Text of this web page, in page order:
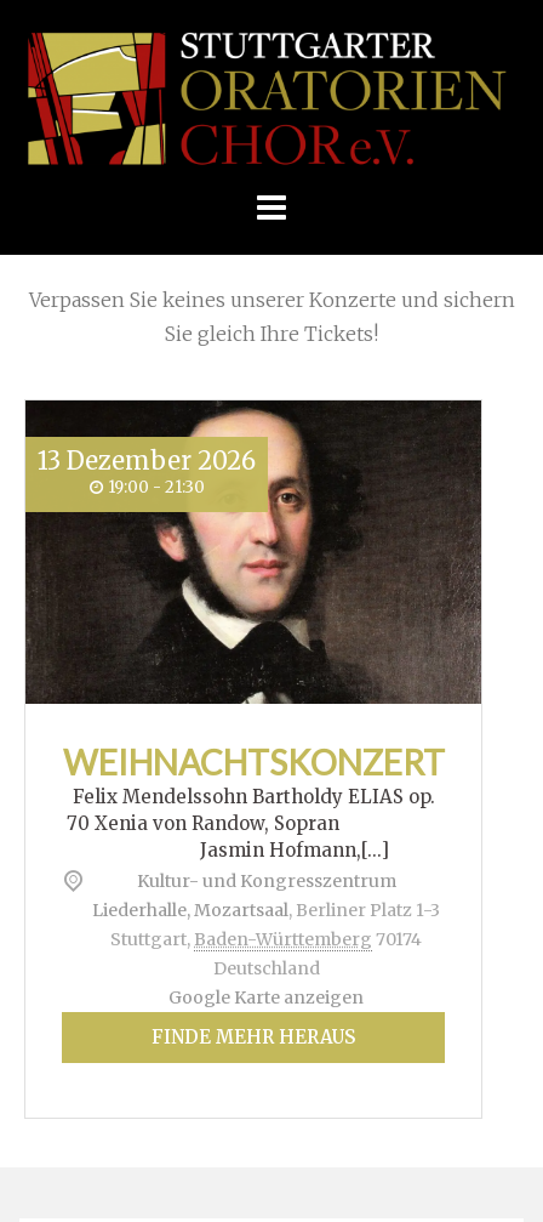
Skip
E.V.
Home View all posts by Ute Konnerth (Page 3)
Verpassen Sie keines unserer Konzerte und sichern
Sie gleich Ihre Tickets!
13 Dezember 2026
19:00 - 21:30
WEIHNACHTSKONZERT
Felix Mendelssohn Bartholdy ELIAS op.
70 Xenia von Randow, Sopran
Jasmin Hofmann,[...]
Kultur- und Kongresszentrum
Liederhalle, Mozartsaal, Berliner Platz 1-3
Stuttgart, Baden-Württemberg 70174
Deutschland
Google Karte anzeigen
FINDE MEHR HERAUS